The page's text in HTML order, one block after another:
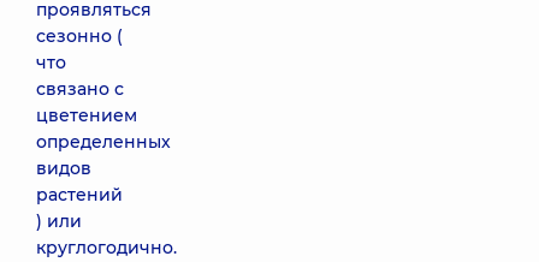
проявляться
сезонно (
что
связано с
цветением
определенных
видов
растений
) или
круглогодично.